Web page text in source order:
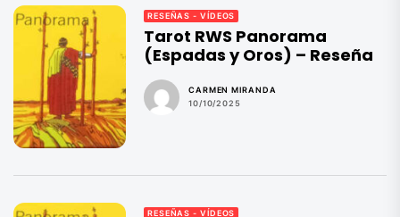
RESEÑAS - VÍDEOS
Tarot RWS Panorama
(Espadas y Oros) – Reseña
CARMEN MIRANDA
10/10/2025
RESEÑAS - VÍDEOS